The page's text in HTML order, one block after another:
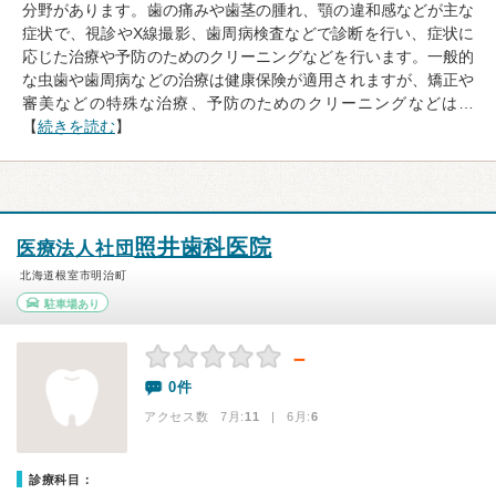
分野があります。歯の痛みや歯茎の腫れ、顎の違和感などが主な
症状で、視診やX線撮影、歯周病検査などで診断を行い、症状に
応じた治療や予防のためのクリーニングなどを行います。一般的
な虫歯や歯周病などの治療は健康保険が適用されますが、矯正や
審美などの特殊な治療、予防のためのクリーニングなどは…
【続きを読む】
医療法人社団 照井歯科医院
北海道根室市明治町
駐車場あり
－
0件
アクセス数 7月:11 | 6月:6
診療科目：